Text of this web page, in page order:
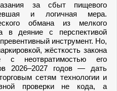
за сбыт пищевого
и логичная мера.
обмана из мелкого
в деяние с перспективой
инструмент. Но,
жёсткость закона
с неотвратимостью его
2026–2027 годов — дать
сетям технологии и
проверки не кода, а